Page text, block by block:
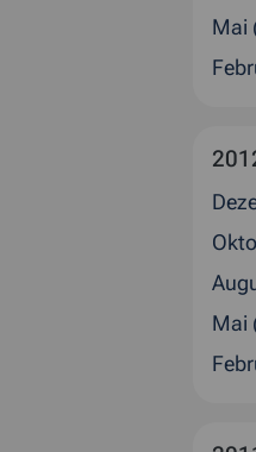
Mai
Mai